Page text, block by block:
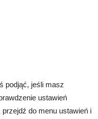
podjąć, jeśli masz
ustawień
do menu ustawień i